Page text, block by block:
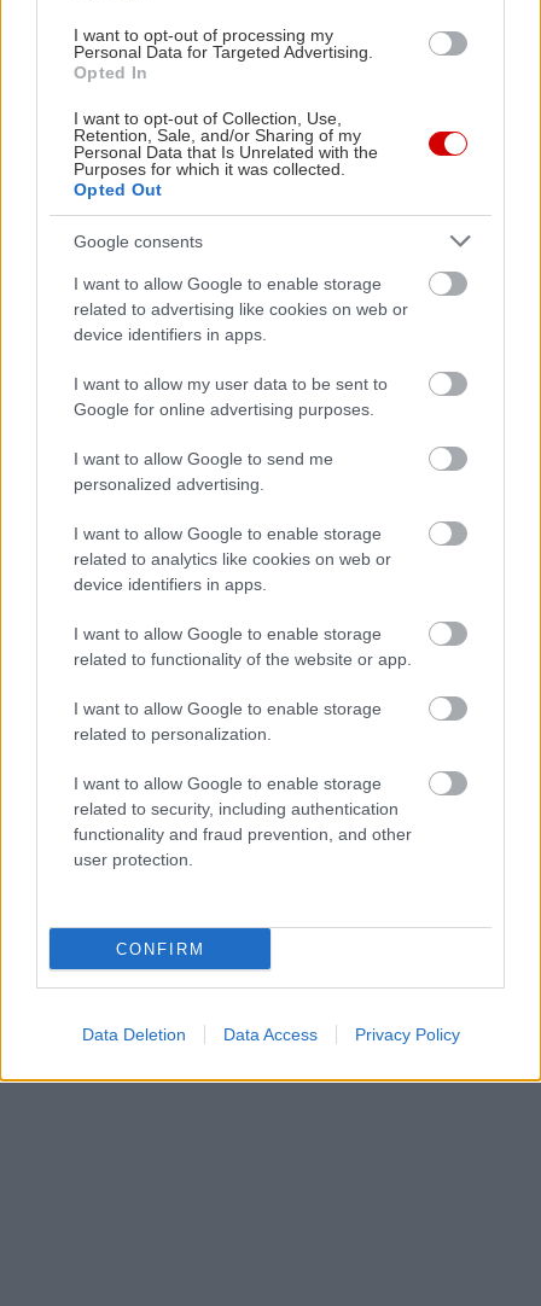
I want to opt-out of processing my
Personal Data for Targeted Advertising.
Opted In
I want to opt-out of Collection, Use,
Retention, Sale, and/or Sharing of my
Personal Data that Is Unrelated with the
Purposes for which it was collected.
Opted Out
Google consents
I want to allow Google to enable storage
related to advertising like cookies on web or
device identifiers in apps.
I want to allow my user data to be sent to
Google for online advertising purposes.
I want to allow Google to send me
personalized advertising.
I want to allow Google to enable storage
related to analytics like cookies on web or
device identifiers in apps.
I want to allow Google to enable storage
related to functionality of the website or app.
I want to allow Google to enable storage
related to personalization.
I want to allow Google to enable storage
related to security, including authentication
functionality and fraud prevention, and other
user protection.
CONFIRM
Data Deletion Data Access Privacy Policy
Μείνε Αύγουστο στην Αθήνα κι άσε τους
άλλους να λένε
PODCASTS
«Εγώ είμαι η ανάπηρη, αυτοί είναι οι μ***ες» –
Η Maria Rolls χωρίς φίλτρο
Περδίκι